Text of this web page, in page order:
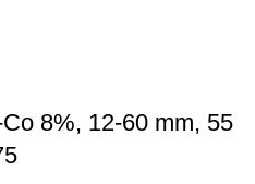
8%, 12-60 mm, 55